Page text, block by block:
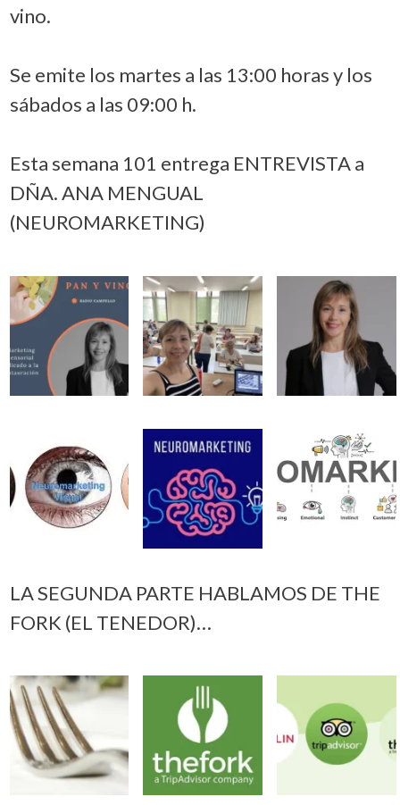
vino.
Se emite los martes a las 13:00 horas y los
sábados a las 09:00 h.
Esta semana 101 entrega ENTREVISTA a
DÑA. ANA MENGUAL
(NEUROMARKETING)
LA SEGUNDA PARTE HABLAMOS DE THE
FORK (EL TENEDOR)…